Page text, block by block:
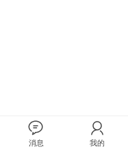
消息 我的